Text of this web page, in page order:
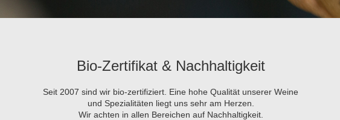
Bio-Zertifikat & Nachhaltigkeit
Seit 2007 sind wir bio-zertifiziert. Eine hohe Qualität unserer Weine
und Spezialitäten liegt uns sehr am Herzen.
Wir achten in allen Bereichen auf Nachhaltigkeit.